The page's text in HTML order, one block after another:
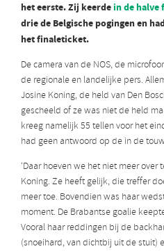
het eerste. Zij keerdein de halve
drie de Belgische pogingen en
het finaleticket.
De camera van de NOS, de
de regionale en landelijke pers.
Josine Koning, de held van Den
gescheeld of ze was niet de held
kreeg namelijk 55 tellen voor het
had geen antwoord op de in de
‘Daar hoeven we het niet meer over
Koning. Ze heeft gelijk, die treffer
meer toe. Bovendien was haar
moment. De Brabantse goalie
Vooral haar reddingen bij de
(snoeihard, van dichtbij uit de stuit)